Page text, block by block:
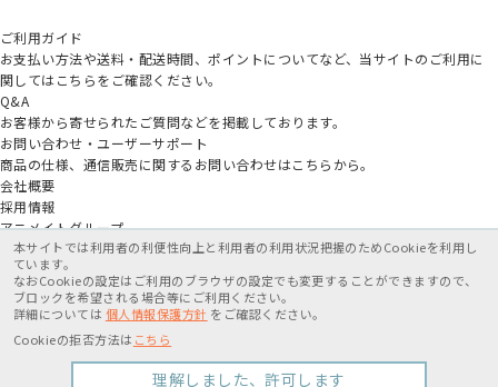
ご利用ガイド
お支払い方法や送料・配送時間、ポイントについてなど、当サイトのご利用に
関してはこちらをご確認ください。
Q&A
お客様から寄せられたご質問などを掲載しております。
お問い合わせ・ユーザーサポート
商品の仕様、通信販売に関するお問い合わせはこちらから。
会社概要
採用情報
アニメイトグループ
特定商取引法に基づく表記
Copyright movic Co.,Ltd. 2005-2026
本サイトでは利用者の利便性向上と利用者の利用状況把握のためCookieを利用し
ています。
なおCookieの設定はご利用のブラウザの設定でも変更することができますので、
ブロックを希望される場合等にご利用ください。
詳細については 個人情報保護方針 をご確認ください。
Cookieの拒否方法は こちら
理解しました、許可します